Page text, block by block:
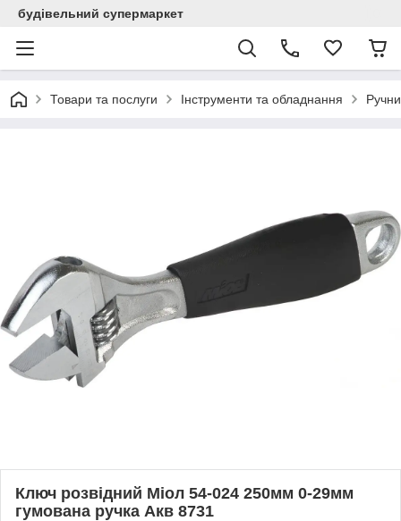
будівельний супермаркет
Товари та послуги Інструменти та обладнання
Ключ розвідний Міол 54-024 250мм 0-29мм
гумована ручка Акв 8731